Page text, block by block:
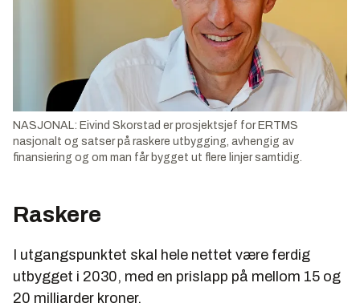
NASJONAL: Eivind Skorstad er prosjektsjef for ERTMS
nasjonalt og satser på raskere utbygging, avhengig av
finansiering og om man får bygget ut flere linjer samtidig.
Raskere
I utgangspunktet skal hele nettet være ferdig
utbygget i 2030, med en prislapp på mellom 15 og
20 milliarder kroner.